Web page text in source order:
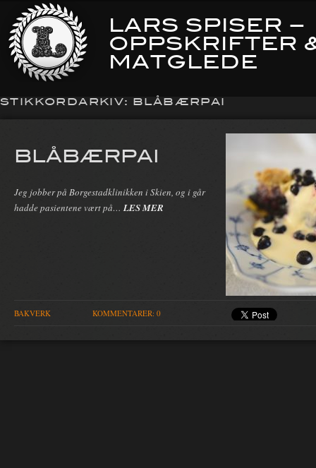
LARS SPISER –
OPPSKRIFTER
MATGLEDE
STIKKORDARKIV: BLÅBÆRPAI
BLÅBÆRPAI
Jeg jobber på Borgestadklinikken i Skien, og i går
hadde pasientene vært på…LES MER
BAKVERK KOMMENTARER: 0